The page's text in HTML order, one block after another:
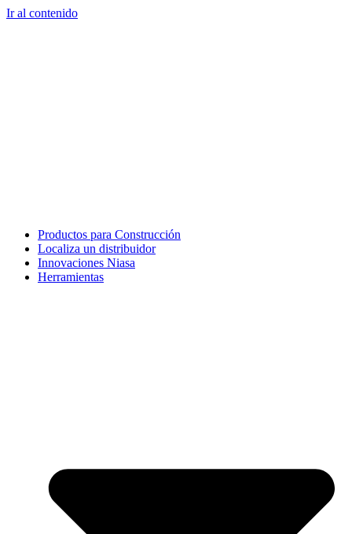
Ir al contenido
Productos para Construcción
Localiza un distribuidor
Innovaciones Niasa
Herramientas